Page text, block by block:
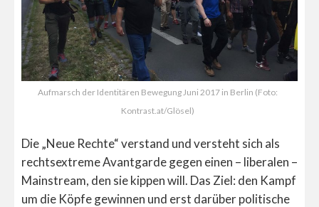
Aufmarsch der Identitären Bewegung Juni 2017 in Berlin (Foto:
Kontrast.at/Glösel)
Die „Neue Rechte“ verstand und versteht sich als
rechtsextreme Avantgarde gegen einen – liberalen –
Mainstream, den sie kippen will. Das Ziel: den Kampf
um die Köpfe gewinnen und erst darüber politische